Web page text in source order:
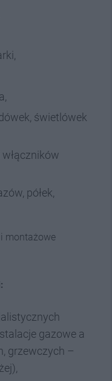
świetlówek
półek,
montażowe
gazowe a
grzewczych –